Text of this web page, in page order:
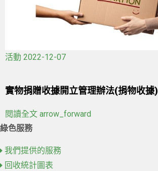
活動 2022-12-07
實物捐贈收據開立管理辦法(捐物收據)
閱讀全文 arrow_forward
綠色服務
我們提供的服務
回收統計圖表